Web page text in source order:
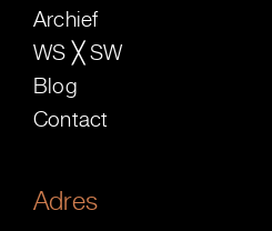
Archief
WS ╳ SW
Blog
Contact
Adres